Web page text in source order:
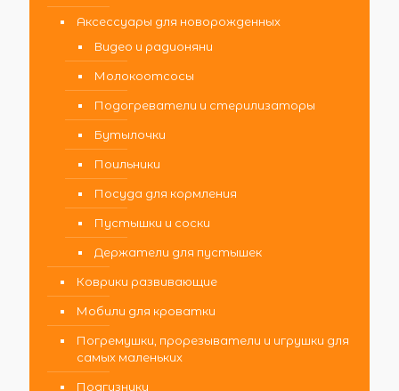
Аксессуары для новорожденных
Видео и радионяни
Молокоотсосы
Подогреватели и стерилизаторы
Бутылочки
Поильники
Посуда для кормления
Пустышки и соски
Держатели для пустышек
Коврики развивающие
Мобили для кроватки
Погремушки, прорезыватели и игрушки для
самых маленьких
Подгузники